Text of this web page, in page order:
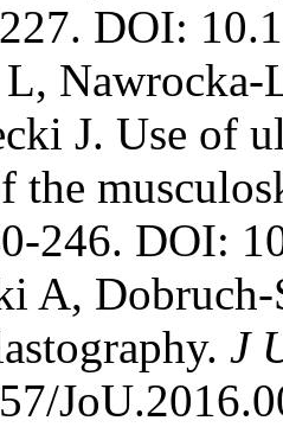
DOI:
J. Use of
the
246. DOI:
Dobruch-
J